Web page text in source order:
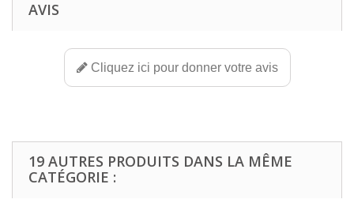
AVIS
Cliquez ici pour donner votre avis
19 AUTRES PRODUITS DANS LA MÊME
CATÉGORIE :